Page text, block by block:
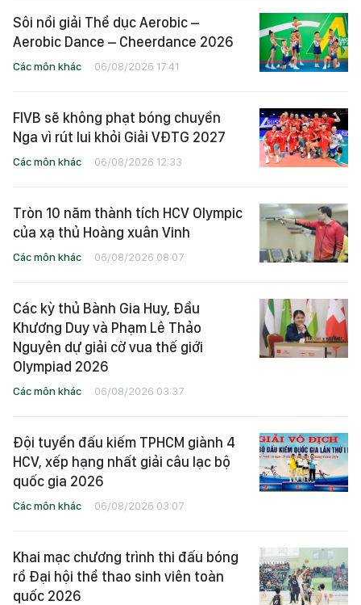
Sôi nổi giải Thể dục Aerobic –
Aerobic Dance – Cheerdance 2026
Các môn khác 06/08/2026 17:41
FIVB sẽ không phạt bóng chuyền
Nga vì rút lui khỏi Giải VĐTG 2027
Các môn khác 06/08/2026 12:33
Tròn 10 năm thành tích HCV Olympic
của xạ thủ Hoàng xuân Vinh
Các môn khác 06/08/2026 08:07
Các kỳ thủ Bành Gia Huy, Đầu
Khương Duy và Phạm Lê Thảo
Nguyên dự giải cờ vua thế giới
Olympiad 2026
Các môn khác 06/08/2026 03:37
Đội tuyển đấu kiếm TPHCM giành 4
HCV, xếp hạng nhất giải câu lạc bộ
quốc gia 2026
Các môn khác 06/08/2026 03:07
Khai mạc chương trình thi đấu bóng
rổ Đại hội thể thao sinh viên toàn
quốc 2026